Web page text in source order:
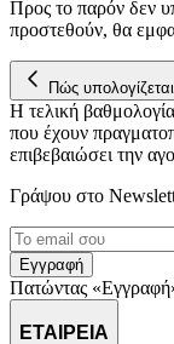
για να
στη συσκευή σας,
διαφημίσεις και
μας και την
πληροφορίες
τοποθεσίας μας
Προς το παρόν δεν
προστεθούν, θα
Πώς
Η τελική
που έχουν
επιβεβαιώσει την
Γράψου στο
Εγγραφή
Πατώντας
ΕΤΑΙΡΕΙΑ